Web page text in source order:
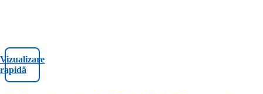
Vizualizare
rapidă